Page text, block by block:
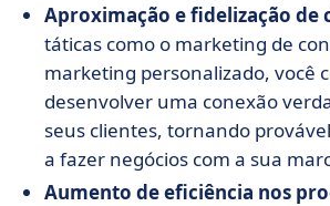
Aproximação e fidelização de
táticas como o marketing de
marketing personalizado, você
desenvolver uma conexão
seus clientes, tornando
a fazer negócios com a sua
Aumento de eficiência nos